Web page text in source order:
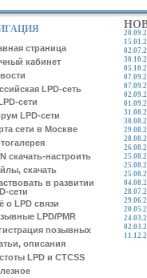
страница
кабинет
LPD-сеть
сети
LPD-сети
сети в Москве
скачать-настроить
скачать
в развитии
сети
о LPD связи
LPD/PMR
позывных
описания
LPD и CTCSS